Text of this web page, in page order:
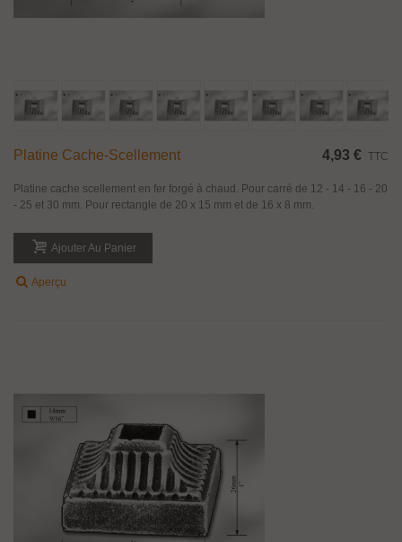
Platine Cache-Scellement 4,93 € TTC
Platine cache scellement en fer forgé à chaud. Pour carré de 12 - 14 - 16 - 20
- 25 et 30 mm. Pour rectangle de 20 x 15 mm et de 16 x 8 mm.
Ajouter Au Panier
Aperçu